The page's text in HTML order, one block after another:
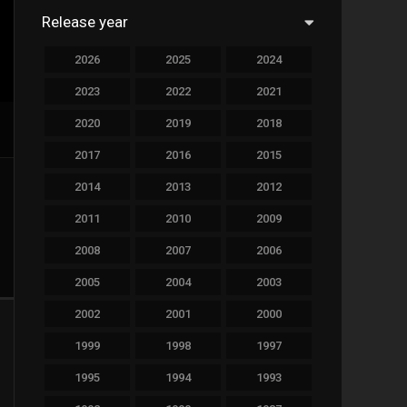
Drama
Family
Mystery
Romance
Sci-Fi & Fantasy
Release year
2026 2025 2024
2023 2022 2021
2020 2019 2018
2017 2016 2015
2014 2013 2012
2011 2010 2009
2008 2007 2006
2005 2004 2003
2002 2001 2000
1999 1998 1997
1995 1994 1993